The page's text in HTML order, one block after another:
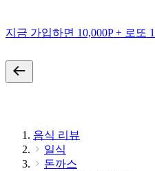
지금 가입하면 10,000P + 로또
음식 리뷰
일식
돈까스